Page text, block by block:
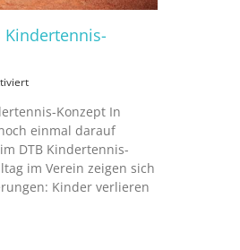
Kindertennis-
für
wird
nach
dem
DTB
Kindertennis-
Konzept
Konzept In
einmal darauf
DTB Kindertennis-
im Verein zeigen sich
Kinder verlieren